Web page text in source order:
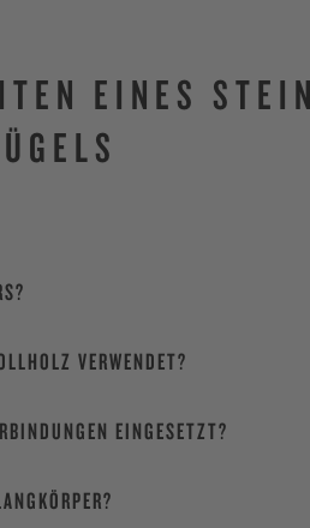
EINES
VERWENDET?
EINGESETZT?